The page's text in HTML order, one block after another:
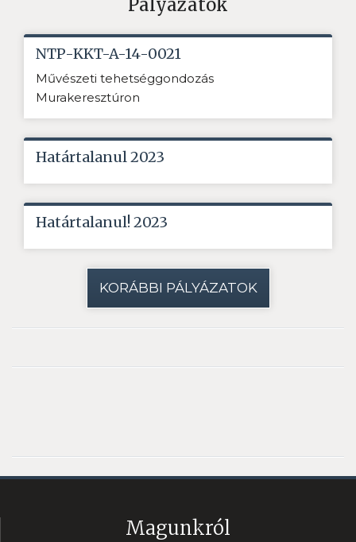
Pályázatok
NTP-KKT-A-14-0021
Művészeti tehetséggondozás
Murakeresztúron
Határtalanul 2023
Határtalanul! 2023
KORÁBBI PÁLYÁZATOK
Magunkról